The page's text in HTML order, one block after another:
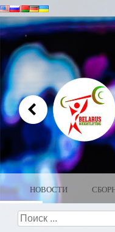
MENU
SKIP TO CONTENT
НОВОСТИ
Search